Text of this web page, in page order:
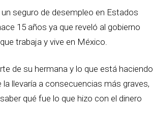
seguro de desempleo en Estados
15 años ya que reveló al gobierno
trabaja y vive en México.
de su hermana y lo que está haciendo
llevaría a consecuencias más graves,
qué fue lo que hizo con el dinero